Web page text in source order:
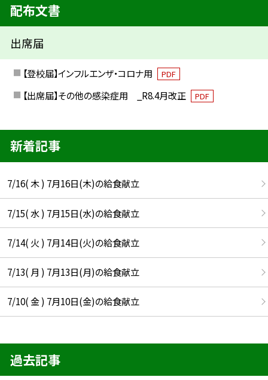
配布文書
出席届
【登校届】インフルエンザ・コロナ用 PDF
【出席届】その他の感染症用 _R8.4月改正 PDF
新着記事
7/16( 木 ) 7月16日(木)の給食献立
7/15( 水 ) 7月15日(水)の給食献立
7/14( 火 ) 7月14日(火)の給食献立
7/13( 月 ) 7月13日(月)の給食献立
7/10( 金 ) 7月10日(金)の給食献立
過去記事